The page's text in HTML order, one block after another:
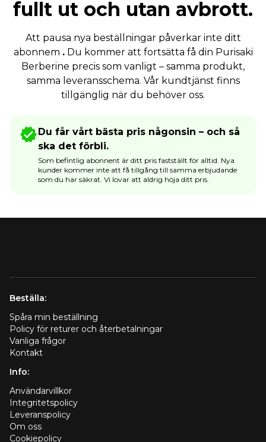
fullt ut och utan avbrott.
Att pausa nya beställningar påverkar inte ditt
abonnem .Du kommer att fortsätta få din Purisaki
Berberine precis som vanligt – samma produkt,
samma leveransschema. Vår kundtjänst finns
tillgänglig när du behöver oss.
Du får vårt bästa pris någonsin – och så
ska det förbli.
Som befintlig abonnent är ditt pris fastställt för alltid. Nya
kunder kommer inte att få tillgång till samma erbjudande
som du har säkrat. Vi lovar att aldrig höja ditt pris.
Beställa:
Spåra min beställning
Policy för returer och återbetalningar
Vanliga frågor
Kontakt
Info:
Användarvillkor
Integritetspolicy
Leveranspolicy
Om oss
Cookiepolicy